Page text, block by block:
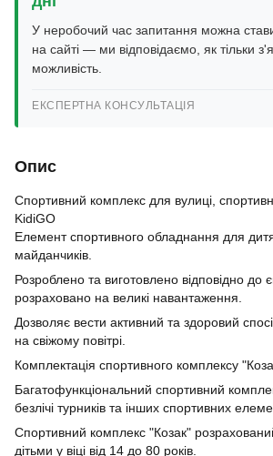
У неробочий час запитання можна
на сайті — ми відповідаємо, як тільки
можливість.
ЕКСПЕРТНА КОНСУЛЬТАЦІЯ
Опис
Спортивний комплекс для вулиці,
KidiGO
Елемент спортивного обладнання для
майданчиків.
Розроблено та виготовлено відповідно до
розраховано на великі навантаження.
Дозволяє вести активний та здоровий
на свіжому повітрі.
Комплектація спортивного комплексу
Багатофункціональний спортивний
безлічі турників та інших спортивних
Спортивний комплекс "Козак"
дітьми у віці від 14 до 80 років.